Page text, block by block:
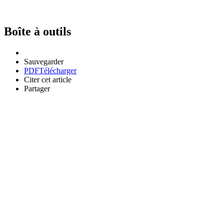
Boîte à outils
Sauvegarder
PDFTélécharger
Citer cet article
Partager